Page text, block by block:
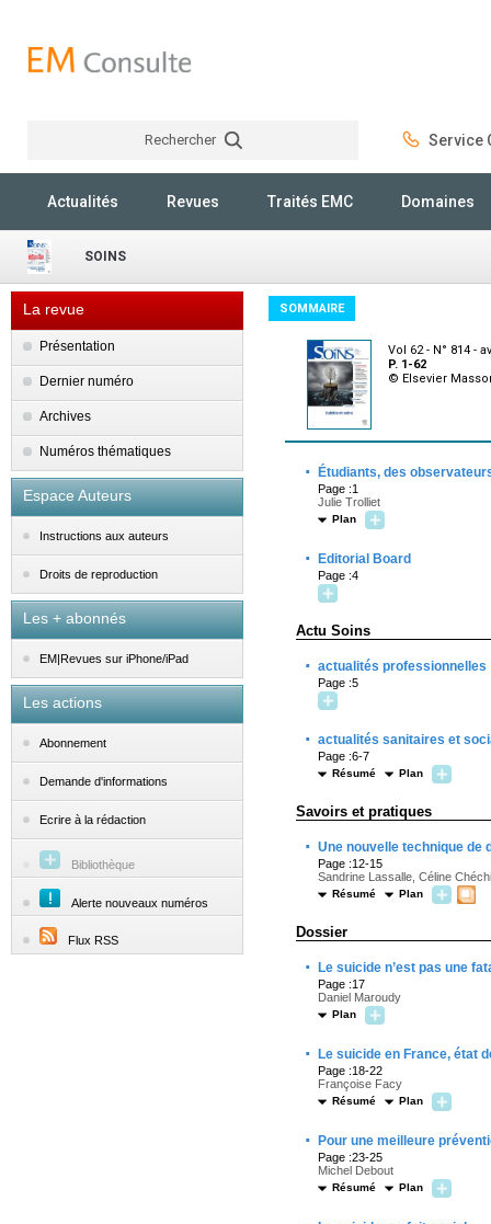
Rechercher Service
Actualités Revues Traités EMC Domaines
SOINS
La revue
Présentation
Dernier numéro
Archives
Numéros thématiques
Espace Auteurs
Instructions aux auteurs
Droits de reproduction
Les + abonnés
EM|Revues sur iPhone/iPad
Les actions
Abonnement
Demande d'informations
Ecrire à la rédaction
Bibliothèque
Alerte nouveaux numéros
Flux RSS
SOMMAIRE
Vol 62 - N° 814 -
P. 1-62
© Elsevier
· Étudiants, des
Page :1
Julie Trolliet
Plan
· Editorial Board
Page :4
Actu Soins
· actualités professionnelles
Page :5
· actualités sanitaires et
Page :6-7
Résumé Plan
Savoirs et pratiques
· Une nouvelle technique de
Page :12-15
Sandrine Lassalle, Céline
Résumé Plan
Dossier
· Le suicide n’est pas une
Page :17
Daniel Maroudy
Plan
· Le suicide en France, état
Page :18-22
Françoise Facy
Résumé Plan
· Pour une meilleure
Page :23-25
Michel Debout
Résumé Plan